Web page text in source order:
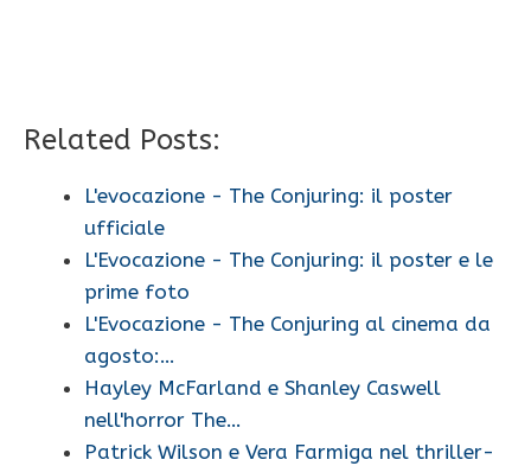
Related Posts:
L'evocazione - The Conjuring: il poster
ufficiale
L'Evocazione - The Conjuring: il poster e le
prime foto
L'Evocazione - The Conjuring al cinema da
agosto:…
Hayley McFarland e Shanley Caswell
nell'horror The…
Patrick Wilson e Vera Farmiga nel thriller-